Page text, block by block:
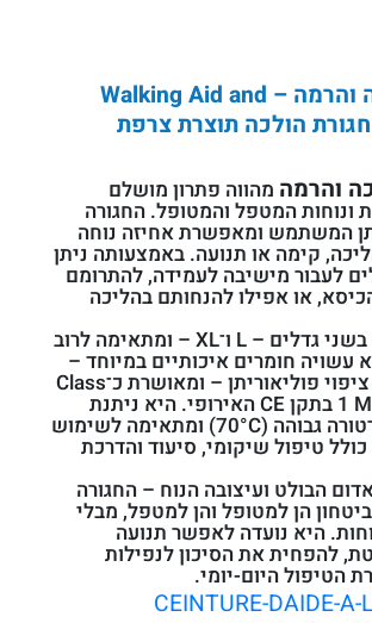
חגורת הליכה והרמה – Walking Aid and
והרמה מהווה פתרון מושלם
ונוחות המטפל והמטופל. החגורה
המשתמש ומאפשרת אחיזה נוחה
קימה או תנועה. באמצעותה ניתן
לעבור מישיבה לעמידה, להתרומם
או אפילו להנחותם בהליכה
החגורה מגיעה בשני גדלים – L ו־XL – ומתאימה לרוב
עשויה חומרים איכותיים במיוחד –
פוליאסטר עם ציפוי פוליאוריתן – ומאושרת כ־Class
1 Medical Device בתקן CE האירופי. היא ניתנת
לכיבוס בטמפרטורה גבוהה (70°C) ומתאימה לשימוש
כולל טיפול שיקומי, סיעוד והדרכת
הבולט ועיצובה הנוח – החגורה
הן למטופל והן למטפל, מבלי
היא נועדה לאפשר תנועה
להפחית את הסיכון לנפילות
הטיפול היום-יומי.
CEINTURE-DAIDE-